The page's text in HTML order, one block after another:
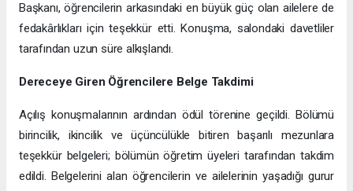
Başkanı, öğrencilerin arkasındaki en büyük güç olan ailelere de
fedakârlıkları için teşekkür etti. Konuşma, salondaki davetliler
tarafından uzun süre alkışlandı.
Dereceye Giren Öğrencilere Belge Takdimi
Açılış konuşmalarının ardından ödül törenine geçildi. Bölümü
birincilik, ikincilik ve üçüncülükle bitiren başarılı mezunlara
teşekkür belgeleri; bölümün öğretim üyeleri tarafından takdim
edildi. Belgelerini alan öğrencilerin ve ailelerinin yaşadığı gurur